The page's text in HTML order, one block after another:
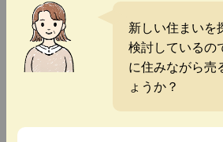
新しい住まいを
検討しているの
に住みながら売
ょうか？